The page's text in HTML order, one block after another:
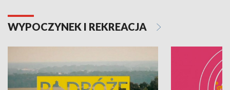
WYPOCZYNEK I REKREACJA